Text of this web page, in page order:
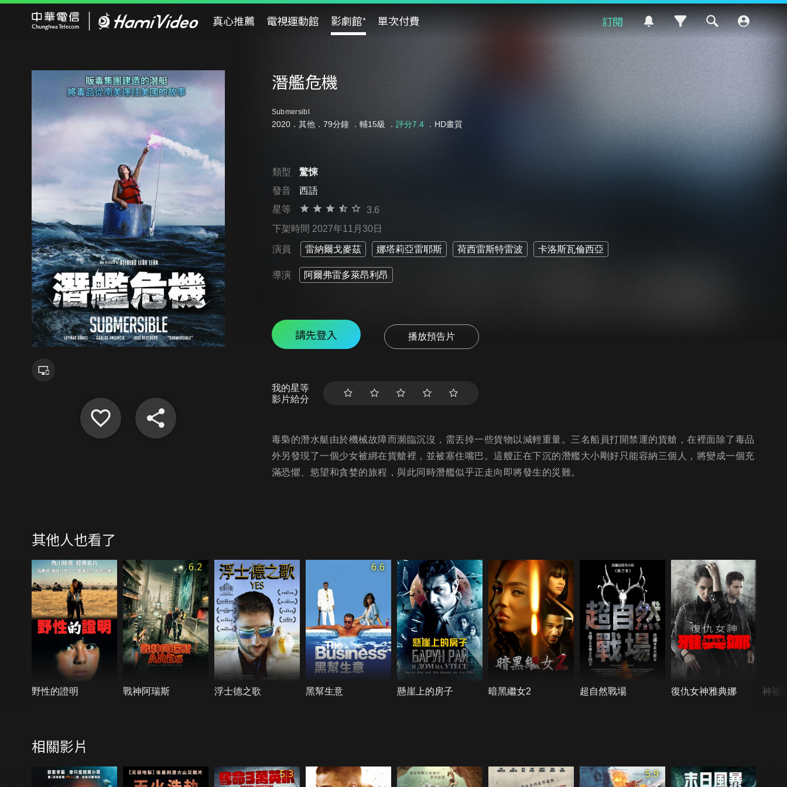
真心推薦 電視運動館 影劇館⁺ 單次付費 訂閱
潛艦危機
Submersibl
2020．其他．79分鐘 ． 輔15級 ． 評分7.4．HD畫質
類型
驚悚
發音
西語
星等
3.6
下架時間 2027年11月30日
演員 雷納爾戈麥茲 娜塔莉亞雷耶斯 荷西雷斯特雷波 卡洛斯瓦倫西亞
導演 阿爾弗雷多萊昂利昂
請先登入 播放預告片
我的星等
影片給分
毒梟的潛水艇由於機械故障而瀕臨沉沒，需丟掉一些貨物以減輕重量。三名船員打開禁運的貨艙，在裡面除了毒品
外另發現了一個少女被綁在貨艙裡，並被塞住嘴巴。這艘正在下沉的潛艦大小剛好只能容納三個人，將變成一個充
滿恐懼、慾望和貪婪的旅程，與此同時潛艦似乎正走向即將發生的災難。
其他人也看了
野性的證明
6.2
戰神阿瑞斯 浮士德之歌
6.6
黑幫生意 懸崖上的房子 暗黑繼女2 超自然戰場 復仇女神雅典娜 神祕
相關影片
5.3 5.9